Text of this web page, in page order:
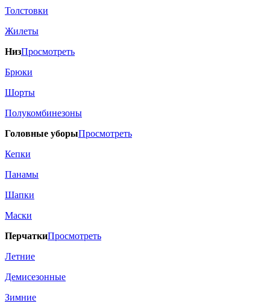
Толстовки
Жилеты
НизПросмотреть
Брюки
Шорты
Полукомбинезоны
Головные уборыПросмотреть
Кепки
Панамы
Шапки
Маски
ПерчаткиПросмотреть
Летние
Демисезонные
Зимние